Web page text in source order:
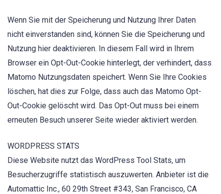
Wenn Sie mit der Speicherung und Nutzung Ihrer Daten
nicht einverstanden sind, können Sie die Speicherung und
Nutzung hier deaktivieren. In diesem Fall wird in Ihrem
Browser ein Opt-Out-Cookie hinterlegt, der verhindert, dass
Matomo Nutzungsdaten speichert. Wenn Sie Ihre Cookies
löschen, hat dies zur Folge, dass auch das Matomo Opt-
Out-Cookie gelöscht wird. Das Opt-Out muss bei einem
erneuten Besuch unserer Seite wieder aktiviert werden.
WORDPRESS STATS
Diese Website nutzt das WordPress Tool Stats, um
Besucherzugriffe statistisch auszuwerten. Anbieter ist die
Automattic Inc., 60 29th Street #343, San Francisco, CA